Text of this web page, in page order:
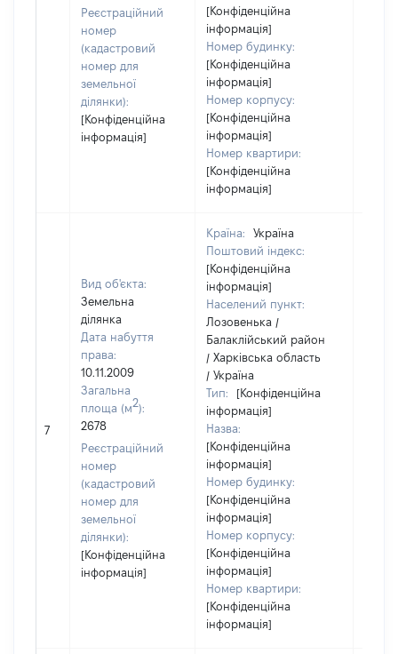
Реєстраційний
номер
(кадастровий
номер для
земельної
ділянки):
[Конфіденційна
інформація]
[Конфіденційна
інформація]
Номер будинку:
[Конфіденційна
інформація]
Номер корпусу:
[Конфіденційна
інформація]
Номер квартири:
[Конфіденційна
інформація]
7
Вид об'єкта:
Земельна
ділянка
Дата набуття
права:
10.11.2009
Загальна
площа (м2):
2678
Реєстраційний
номер
(кадастровий
номер для
земельної
ділянки):
[Конфіденційна
інформація]
Країна:
Україна
Поштовий індекс:
[Конфіденційна
інформація]
Населений пункт:
Лозовенька /
Балаклійський район
/ Харківська область
/ Україна
Тип:
[Конфіденційна
інформація]
Назва:
[Конфіденційна
інформація]
Номер будинку:
[Конфіденційна
інформація]
Номер корпусу:
[Конфіденційна
інформація]
Номер квартири:
[Конфіденційна
інформація]